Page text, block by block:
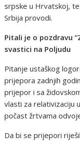
srpske u Hrvatskoj,
Srbija provodi.
Pitali je o pozdravu
svastici na Poljudu
Pitanje ustaškog
prijepora zadnjih
prijepor i sa
vlasti za relativizaciju
počast žrtvama
Da bi se prijepori